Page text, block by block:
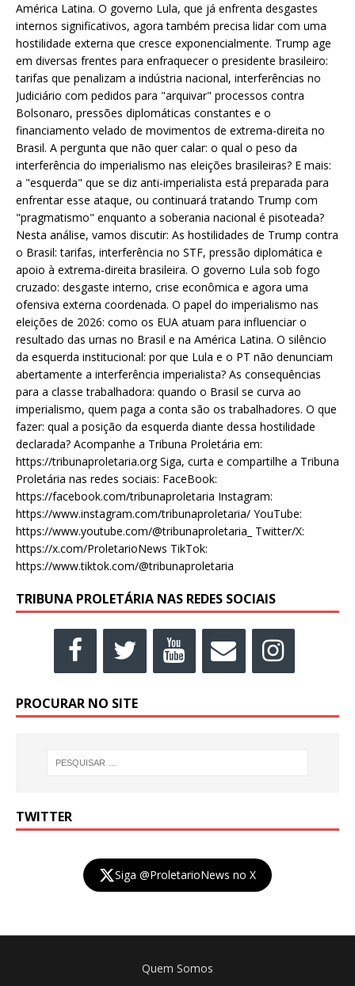
América Latina. O governo Lula, que já enfrenta desgastes
internos significativos, agora também precisa lidar com uma
hostilidade externa que cresce exponencialmente. Trump age
em diversas frentes para enfraquecer o presidente brasileiro:
tarifas que penalizam a indústria nacional, interferências no
Judiciário com pedidos para "arquivar" processos contra
Bolsonaro, pressões diplomáticas constantes e o
financiamento velado de movimentos de extrema-direita no
Brasil. A pergunta que não quer calar: o qual o peso da
interferência do imperialismo nas eleições brasileiras? E mais:
a "esquerda" que se diz anti-imperialista está preparada para
enfrentar esse ataque, ou continuará tratando Trump com
"pragmatismo" enquanto a soberania nacional é pisoteada?
Nesta análise, vamos discutir: As hostilidades de Trump contra
o Brasil: tarifas, interferência no STF, pressão diplomática e
apoio à extrema-direita brasileira. O governo Lula sob fogo
cruzado: desgaste interno, crise econômica e agora uma
ofensiva externa coordenada. O papel do imperialismo nas
eleições de 2026: como os EUA atuam para influenciar o
resultado das urnas no Brasil e na América Latina. O silêncio
da esquerda institucional: por que Lula e o PT não denunciam
abertamente a interferência imperialista? As consequências
para a classe trabalhadora: quando o Brasil se curva ao
imperialismo, quem paga a conta são os trabalhadores. O que
fazer: qual a posição da esquerda diante dessa hostilidade
declarada? Acompanhe a Tribuna Proletária em:
https://tribunaproletaria.org Siga, curta e compartilhe a Tribuna
Proletária nas redes sociais: FaceBook:
https://facebook.com/tribunaproletaria Instagram:
https://www.instagram.com/tribunaproletaria/ YouTube:
https://www.youtube.com/@tribunaproletaria_ Twitter/X:
https://x.com/ProletarioNews TikTok:
https://www.tiktok.com/@tribunaproletaria
TRIBUNA PROLETÁRIA NAS REDES SOCIAIS
PROCURAR NO SITE
TWITTER
Siga @ProletarioNews no X
Quem Somos